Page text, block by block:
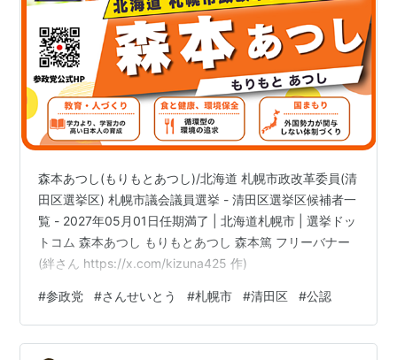
味の時計台
びっくりドンキー(「食用ミミズの肉を使っている
ために肉が異常にやわくて美味い」というデマが
飛びかった時期もある)
とんでん
コンピュータ
（ハドソン）
その他
ホクレン
北海道電力（北電、ほくでん）
北海道ガス（北ガス）
メディア
道内テレビ
森本あつし(もりもとあつし)/北海道 札幌市政改革委員(清
田区選挙区) 札幌市議会議員選挙 - 清田区選挙区候補者一
覧 - 2027年05月01日任期満了 | 北海道札幌市 | 選挙ドッ
トコム 森本あつし もりもとあつし 森本篤 フリーバナー
(絆さん https://x.com/kizuna425 作)
#参政党 #さんせいとう #札幌市 #清田区 #公認